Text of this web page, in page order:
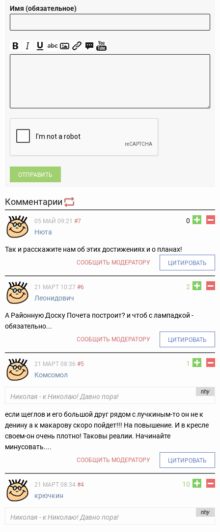
Имя (обязательное)
ОТПРАВИТЬ
Комментарии
0
05 МАЙ 09:21 #7
Нюта
Так и расскажите нам об этих достижениях и о планах!
СООБЩИТЬ МОДЕРАТОРУ ЦИТИРОВАТЬ
2
21 МАРТ 10:27 #6
Леонидович
А Районную Доску Почета построит? и чтоб с лампадкой -
обязательно...
СООБЩИТЬ МОДЕРАТОРУ ЦИТИРОВАТЬ
1
21 МАРТ 08:36 #5
Комсомол
nhy
Николая - к Николаю! Давно пора!
если щеглов и его большой друг рядом с лучкиным-то он не к
денину а к макарову скоро пойдет!!! На повышение. И в кресле
своем-он очень плотно! Таковы реалии. Начинайте
минусовать....
СООБЩИТЬ МОДЕРАТОРУ ЦИТИРОВАТЬ
10
21 МАРТ 08:34 #4
крючкин
nhy
Николая - к Николаю! Давно пора!